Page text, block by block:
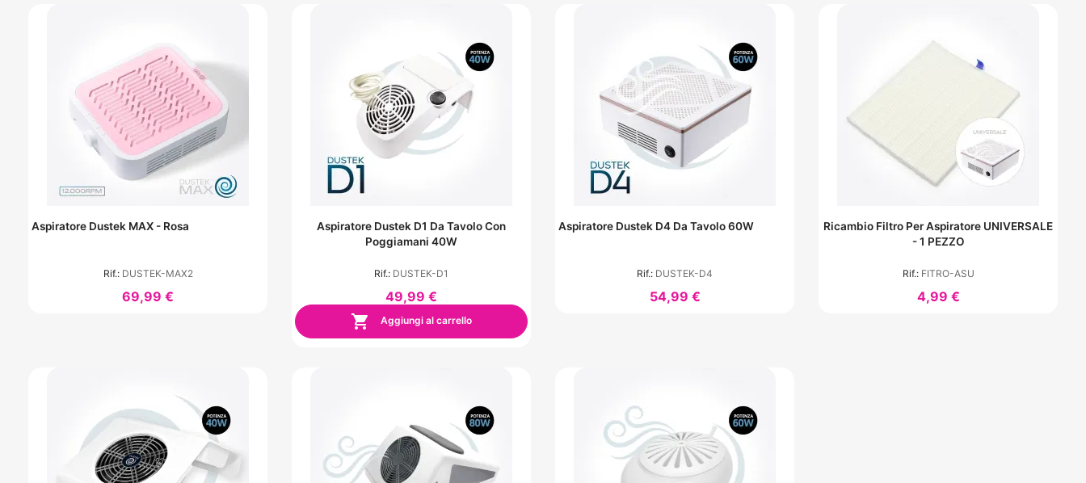
Aspiratore Dustek MAX - Rosa
Rif.: DUSTEK-MAX2
69,99 €
Aspiratore Dustek D1 Da Tavolo Con
Poggiamani 40W
Rif.: DUSTEK-D1
49,99 €
 Aggiungi al carrello
Aspiratore Dustek D4 Da Tavolo 60W
Rif.: DUSTEK-D4
54,99 €
Ricambio Filtro Per Aspiratore UNIVERSALE
- 1 PEZZO
Rif.: FITRO-ASU
4,99 €